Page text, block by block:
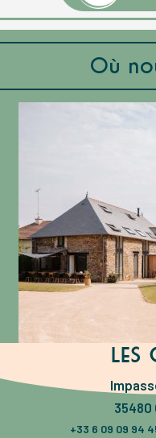
Où
Les
35480
+33 6 09 09 94